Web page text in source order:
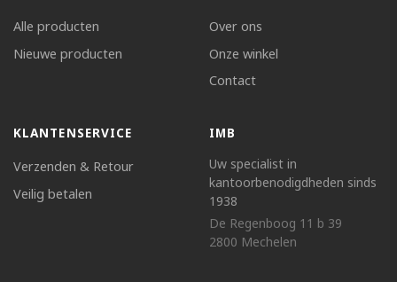
Alle producten
Nieuwe producten
Over ons
Onze winkel
Contact
KLANTENSERVICE
Verzenden & Retour
Veilig betalen
IMB
Uw specialist in
kantoorbenodigdheden sinds
1938
De Regenboog 11 b 39
2800 Mechelen